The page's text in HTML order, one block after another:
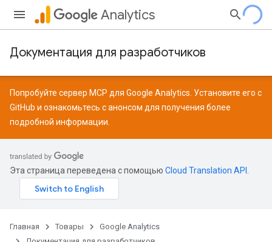
Analytics
Документация для разработчиков
Попробуйте сервер MCP для Google Analytics. Установите его с
GitHub и ознакомьтесь санонсом для получения более
подробной информации.
Эта страница переведена с помощью Cloud Translation API
Главная Товары
Google Analytics